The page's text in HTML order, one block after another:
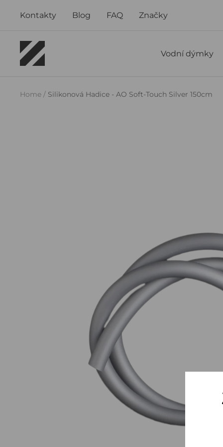
Kontakty Blog FAQ Značky
Vodní dýmky
Izzy
Smoke
Home Silikonová Hadice - AO Soft-Touch Silver 150cm